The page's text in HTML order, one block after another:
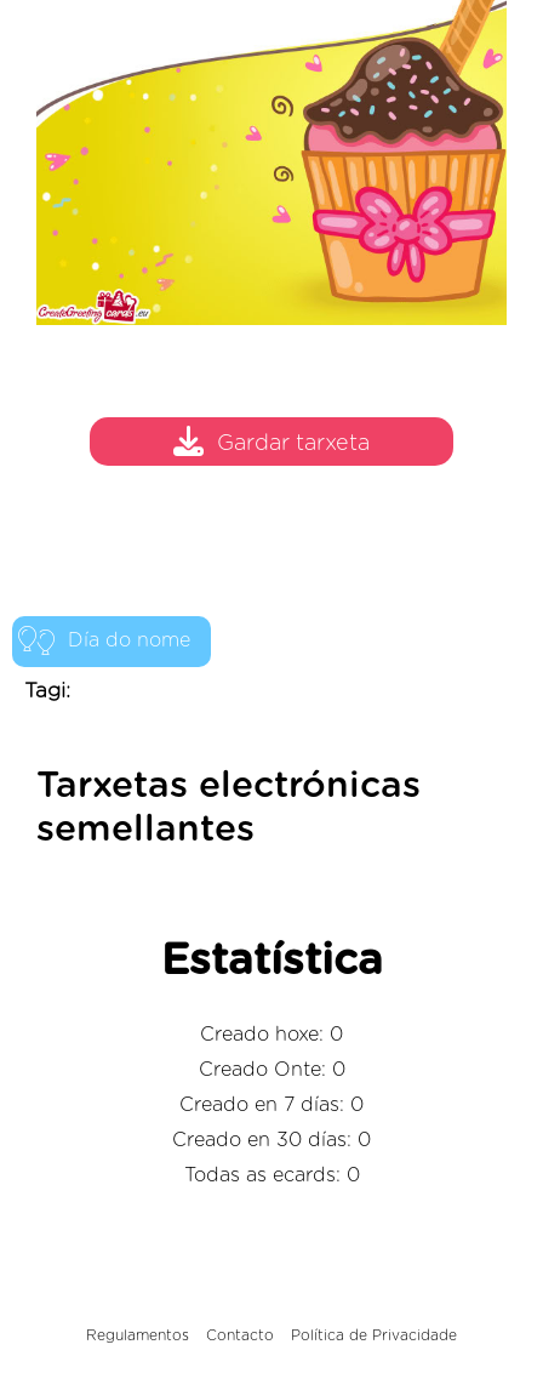
Día do nome
Tagi:
Gardar tarxeta
Tarxetas electrónicas
semellantes
Estatística
Creado hoxe: 0
Creado Onte: 0
Creado en 7 días: 0
Creado en 30 días: 0
Todas as ecards: 0
Regulamentos Contacto Política de Privacidade